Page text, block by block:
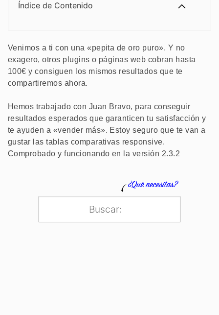
Índice de Contenido
Venimos a ti con una «pepita de oro puro». Y no
exagero, otros plugins o páginas web cobran hasta
100€ y consiguen los mismos resultados que te
compartiremos ahora.
Hemos trabajado con Juan Bravo, para conseguir
resultados esperados que garanticen tu satisfacción y
te ayuden a «vender más». Estoy seguro que te van a
gustar las tablas comparativas responsive.
Comprobado y funcionando en la versión 2.3.2